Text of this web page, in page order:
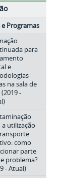
e Programas
para
e
na sala de
-
a utilização
como
parte
problema?
- Atual)